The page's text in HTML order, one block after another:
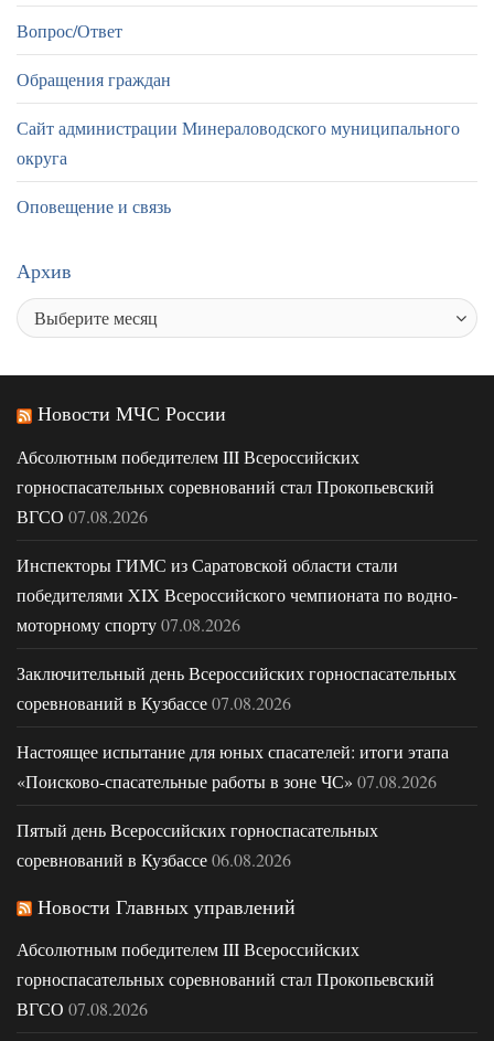
Вопрос/Ответ
Обращения граждан
Сайт администрации Минераловодского муниципального
округа
Оповещение и связь
Архив
Новости МЧС России
Абсолютным победителем III Всероссийских
горноспасательных соревнований стал Прокопьевский
ВГСО 07.08.2026
Инспекторы ГИМС из Саратовской области стали
победителями XIX Всероссийского чемпионата по водно-
моторному спорту07.08.2026
Заключительный день Всероссийских горноспасательных
соревнований в Кузбассе07.08.2026
Настоящее испытание для юных спасателей: итоги этапа
«Поисково-спасательные работы в зоне ЧС» 07.08.2026
Пятый день Всероссийских горноспасательных
соревнований в Кузбассе06.08.2026
Новости Главных управлений
Абсолютным победителем III Всероссийских
горноспасательных соревнований стал Прокопьевский
ВГСО 07.08.2026